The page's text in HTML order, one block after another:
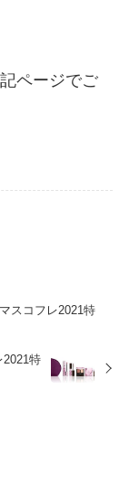
ページでご
スコフレ2021特
2021特